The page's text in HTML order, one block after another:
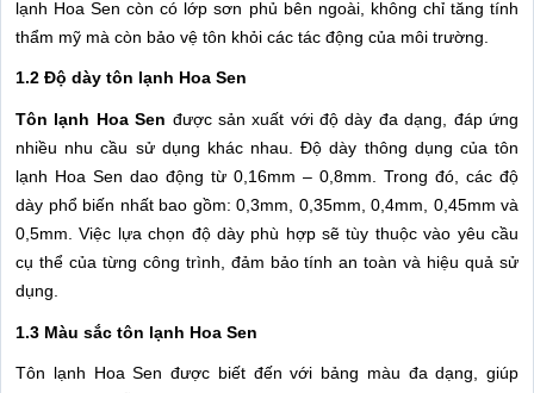
lạnh Hoa Sen còn có lớp sơn phủ bên ngoài, không chỉ tăng tính
thẩm mỹ mà còn bảo vệ tôn khỏi các tác động của môi trường.
1.2 Độ dày tôn lạnh Hoa Sen
Tôn lạnh Hoa Sen được sản xuất với độ dày đa dạng, đáp ứng
nhiều nhu cầu sử dụng khác nhau. Độ dày thông dụng của tôn
lạnh Hoa Sen dao động từ 0,16mm – 0,8mm. Trong đó, các độ
dày phổ biến nhất bao gồm: 0,3mm, 0,35mm, 0,4mm, 0,45mm và
0,5mm. Việc lựa chọn độ dày phù hợp sẽ tùy thuộc vào yêu cầu
cụ thể của từng công trình, đảm bảo tính an toàn và hiệu quả sử
dụng.
1.3 Màu sắc tôn lạnh Hoa Sen
Tôn lạnh Hoa Sen được biết đến với bảng màu đa dạng, giúp